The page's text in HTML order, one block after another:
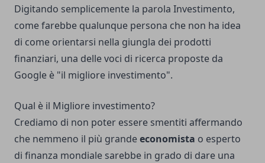
Digitando semplicemente la parola Investimento,
come farebbe qualunque persona che non ha idea
di come orientarsi nella giungla dei prodotti
finanziari, una delle voci di ricerca proposte da
Google è "il migliore investimento".
Qual è il Migliore investimento?
Crediamo di non poter essere smentiti affermando
che nemmeno il più grandeeconomista o esperto
di finanza mondiale sarebbe in grado di dare una